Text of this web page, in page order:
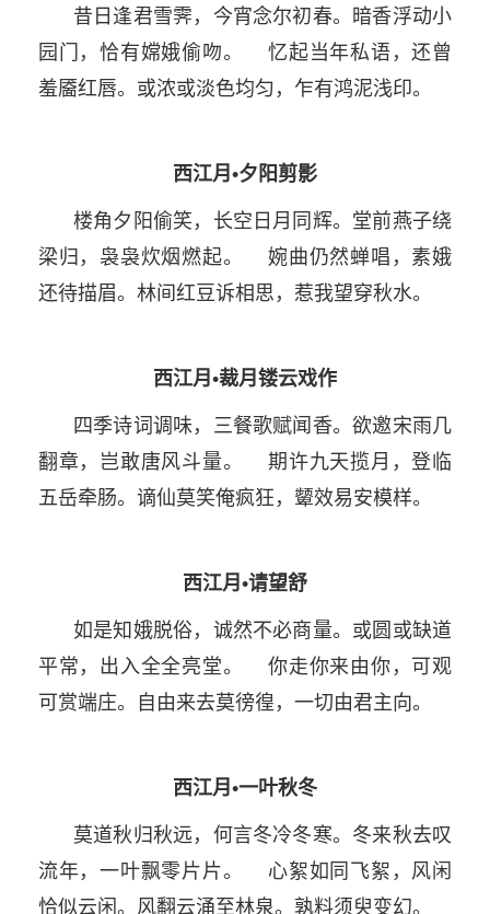
昔日逢君雪霁，今宵念尔初春。暗香浮动小
园门，恰有嫦娥偷吻。 忆起当年私语，还曾
羞靥红唇。或浓或淡色均匀，乍有鸿泥浅印。
西江月•夕阳剪影
楼角夕阳偷笑，长空日月同辉。堂前燕子绕
梁归，袅袅炊烟燃起。 婉曲仍然蝉唱，素娥
还待描眉。林间红豆诉相思，惹我望穿秋水。
西江月•裁月镂云戏作
四季诗词调味，三餐歌赋闻香。欲邀宋雨几
翻章，岂敢唐风斗量。 期许九天揽月，登临
五岳牵肠。谪仙莫笑俺疯狂，颦效易安模样。
西江月•请望舒
如是知娥脱俗，诚然不必商量。或圆或缺道
平常，出入全全亮堂。 你走你来由你，可观
可赏端庄。自由来去莫徬徨，一切由君主向。
西江月•一叶秋冬
莫道秋归秋远，何言冬冷冬寒。冬来秋去叹
流年，一叶飘零片片。 心絮如同飞絮，风闲
恰似云闲。风翻云涌至林泉。孰料须臾变幻。